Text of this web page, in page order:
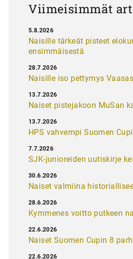
Viimeisimmät
Naisille tärkeät pisteet
ensimmäisestä
5.8.2026
Naisille iso pettymys
28.7.2026
Naiset pistejakoon MuSan
13.7.2026
HPS vahvempi Suomen
13.7.2026
SJK-junioreiden uutiskirje
7.7.2026
Naiset valmiina
30.6.2026
Kymmenes voitto putkeen
28.6.2026
Naiset Suomen Cupin 8
22.6.2026
22.6.2026